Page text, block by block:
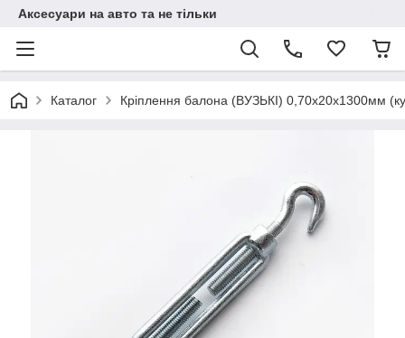
Аксесуари на авто та не тільки
Каталог Кріплення балона (ВУЗЬКІ) 0,70х20х1300мм